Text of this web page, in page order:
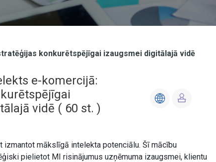
konkurētspējīgai izaugsmei digitālajā vidē
e-komercijā:
vidē ( 60 st. )
izmantot mākslīgā intelekta potenciālu. Šī mācību
pielietot MI risinājumus uzņēmuma izaugsmei, klientu